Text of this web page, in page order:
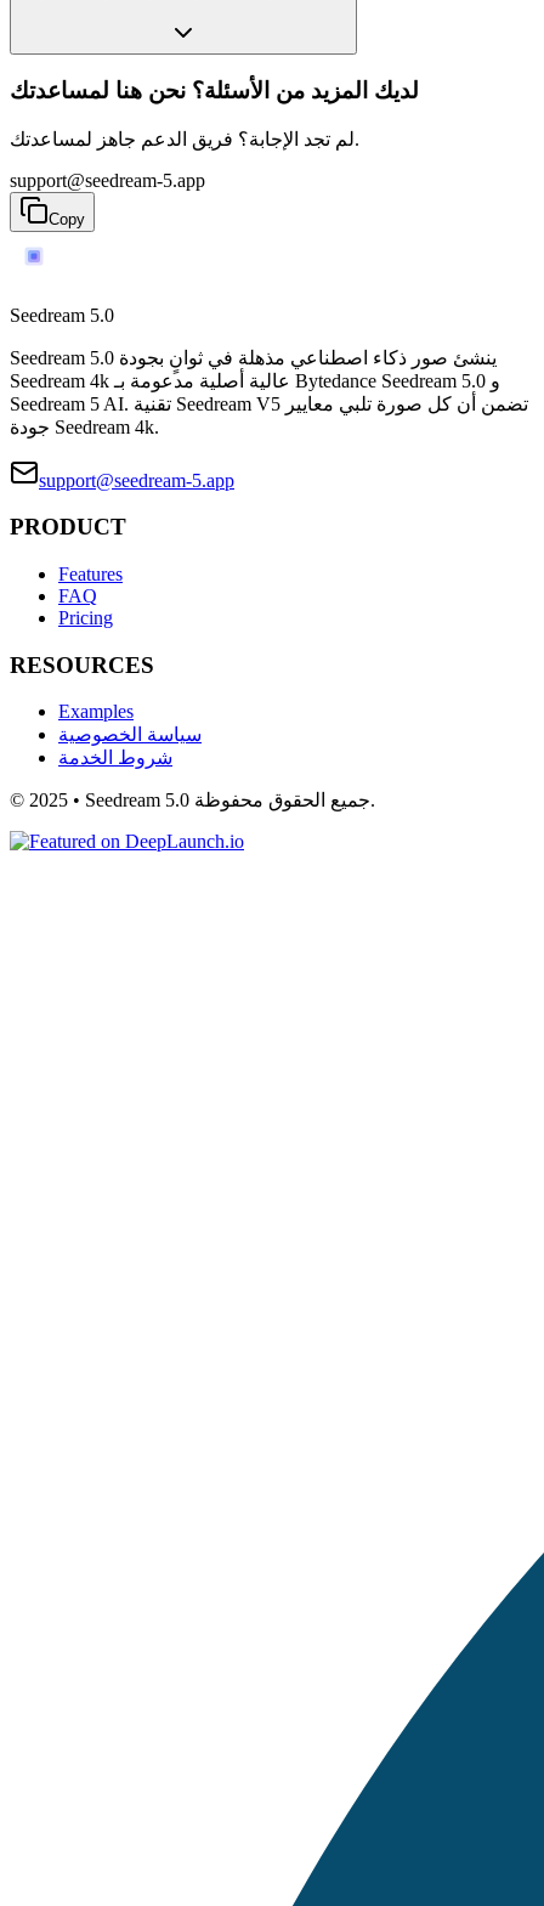
لديك المزيد من الأسئلة؟ نحن هنا لمساعدتك
لم تجد الإجابة؟ فريق الدعم جاهز لمساعدتك.
support@seedream-5.app
Copy
Seedream 5.0
Seedream 5.0 ينشئ صور ذكاء اصطناعي مذهلة في ثوانٍ بجودة
Seedream 4k عالية أصلية مدعومة بـ Bytedance Seedream 5.0 و
Seedream 5 AI. تقنية Seedream V5 تضمن أن كل صورة تلبي معايير
جودة Seedream 4k.
support@seedream-5.app
PRODUCT
Features
FAQ
Pricing
RESOURCES
Examples
سياسة الخصوصية
شروط الخدمة
© 2025 • Seedream 5.0 جميع الحقوق محفوظة.